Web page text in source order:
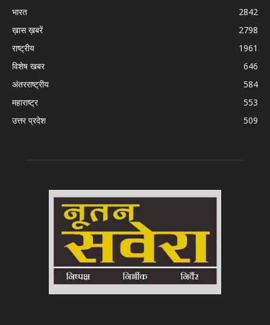
भारत
2842
ख़ास ख़बरें
2798
राष्ट्रीय
1961
विशेष खबर
646
अंतरराष्ट्रीय
584
महाराष्ट्र
553
उत्तर प्रदेश
509